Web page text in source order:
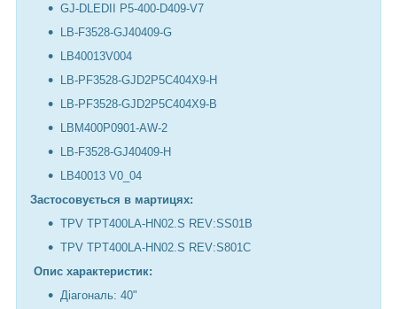
GJ-DLEDII P5-400-D409-V7
LB-F3528-GJ40409-G
LB40013V004
LB-PF3528-GJD2P5C404X9-H
LB-PF3528-GJD2P5C404X9-B
LBM400P0901-AW-2
LB-F3528-GJ40409-H
LB40013 V0_04
Застосовується в мартицях:
TPV TPT400LA-HN02.S REV:SS01B
TPV TPT400LA-HN02.S REV:S801C
Опис характеристик:
Діагональ: 40"